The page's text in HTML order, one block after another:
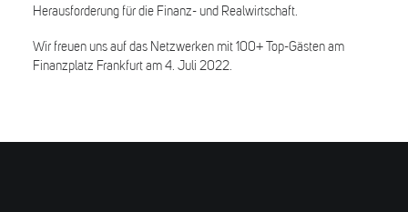
Herausforderung für die Finanz- und Realwirtschaft.
Wir freuen uns auf das Netzwerken mit 100+ Top-Gästen am
Finanzplatz Frankfurt am 4. Juli 2022.